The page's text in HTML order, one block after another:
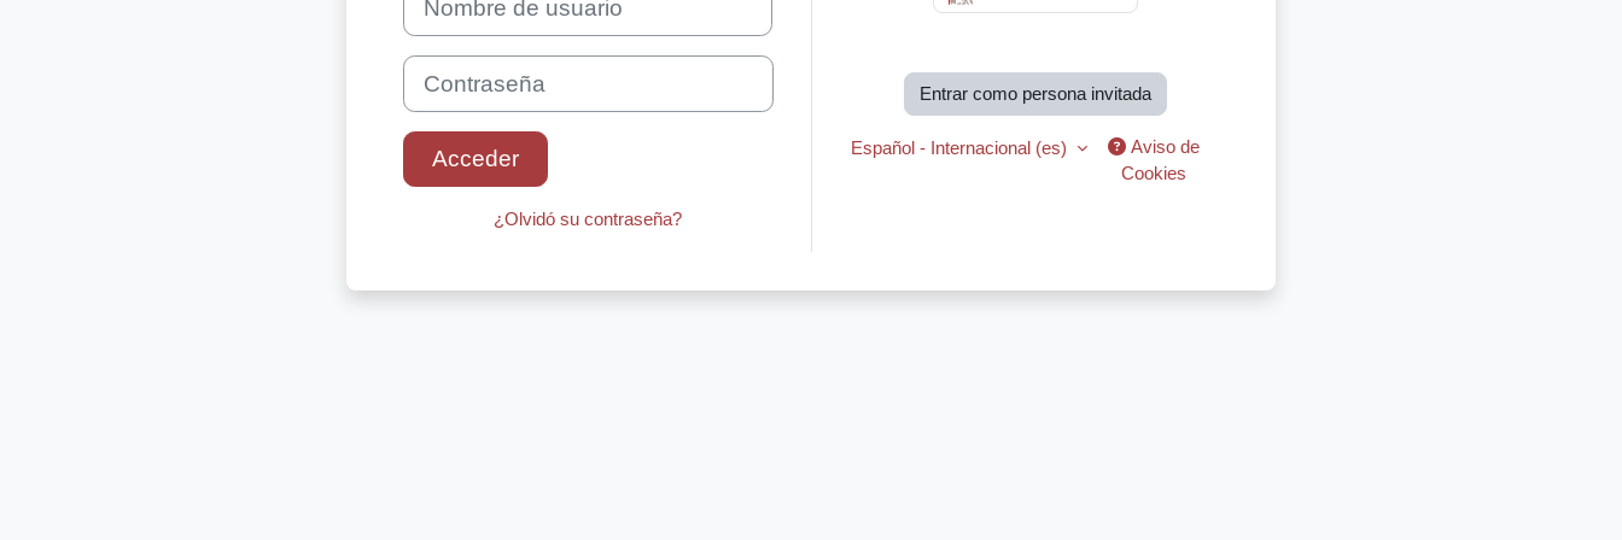
Contraseña
Acceder
¿Olvidó su contraseña?
Entrar como persona invitada
Español - Internacional ‎(es)‎
Aviso de
Cookies